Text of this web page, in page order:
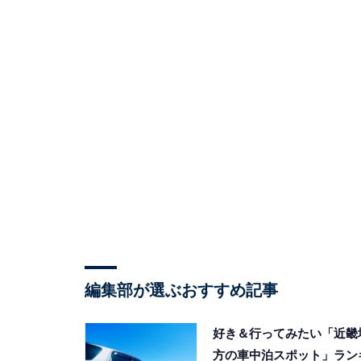
編集部が選ぶおすすめ記事
好き＆行ってみたい「近畿
方の車中泊スポット」ラン